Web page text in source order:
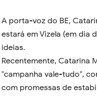
A porta-voz do BE,
estará em Vizela (em dia
ideias.
Recentemente, Catarina
"campanha vale-tudo",
com promessas de